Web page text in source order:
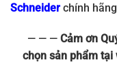
Schneiderchính
— — — Cảm ơn
chọn sản phẩm tại